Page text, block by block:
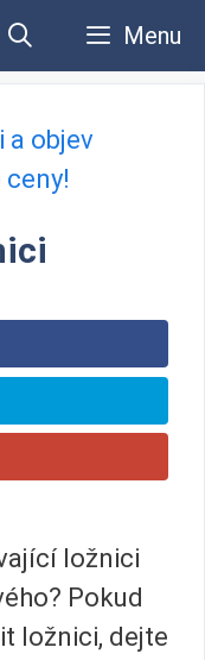
Menu
a objev
ložnici
Pokud
ložnici, dejte